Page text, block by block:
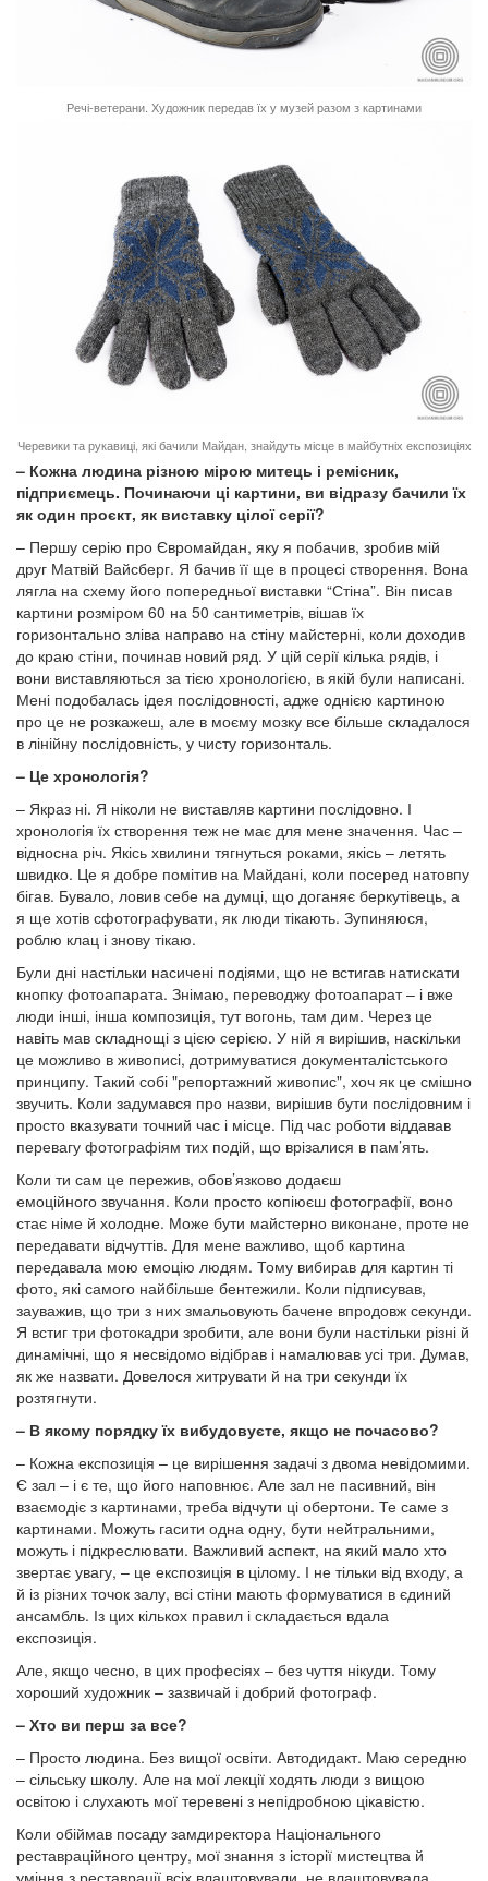
Речі-ветерани. Художник передав їх у музей разом з картинами
Черевики та рукавиці, які бачили Майдан, знайдуть місце в майбутніх експозиціях
– Кожна людина різною мірою митець і ремісник,
підприємець. Починаючи ці картини, ви відразу бачили їх
як один проєкт, як виставку цілої серії?
– Першу серію про Євромайдан, яку я побачив, зробив мій
друг Матвій Вайсберг. Я бачив її ще в процесі створення. Вона
лягла на схему його попередньої виставки “Стіна”. Він писав
картини розміром 60 на 50 сантиметрів, вішав їх
горизонтально зліва направо на стіну майстерні, коли доходив
до краю стіни, починав новий ряд. У цій серії кілька рядів, і
вони виставляються за тією хронологією, в якій були написані.
Мені подобалась ідея послідовності, адже однією картиною
про це не розкажеш, але в моєму мозку все більше складалося
в лінійну послідовність, у чисту горизонталь.
– Це хронологія?
– Якраз ні. Я ніколи не виставляв картини послідовно. І
хронологія їх створення теж не має для мене значення. Час –
відносна річ. Якісь хвилини тягнуться роками, якісь – летять
швидко. Це я добре помітив на Майдані, коли посеред натовпу
бігав. Бувало, ловив себе на думці, що доганяє беркутівець, а
я ще хотів сфотографувати, як люди тікають. Зупиняюся,
роблю клац і знову тікаю.
Були дні настільки насичені подіями, що не встигав натискати
кнопку фотоапарата. Знімаю, переводжу фотоапарат – і вже
люди інші, інша композиція, тут вогонь, там дим. Через це
навіть мав складнощі з цією серією. У ній я вирішив, наскільки
це можливо в живописі, дотримуватися документалістського
принципу. Такий собі "репортажний живопис", хоч як це смішно
звучить. Коли задумався про назви, вирішив бути послідовним і
просто вказувати точний час і місце. Під час роботи віддавав
перевагу фотографіям тих подій, що врізалися в пам’ять.
Коли ти сам це пережив, обов’язково додаєш
емоційного звучання. Коли просто копіюєш фотографії, воно
стає німе й холодне. Може бути майстерно виконане, проте не
передавати відчуттів. Для мене важливо, щоб картина
передавала мою емоцію людям. Тому вибирав для картин ті
фото, які самого найбільше бентежили. Коли підписував,
зауважив, що три з них змальовують бачене впродовж секунди.
Я встиг три фотокадри зробити, але вони були настільки різні й
динамічні, що я несвідомо відібрав і намалював усі три. Думав,
як же назвати. Довелося хитрувати й на три секунди їх
розтягнути.
– В якому порядку їх вибудовуєте, якщо не почасово?
– Кожна експозиція – це вирішення задачі з двома невідомими.
Є зал – і є те, що його наповнює. Але зал не пасивний, він
взаємодіє з картинами, треба відчути ці обертони. Те саме з
картинами. Можуть гасити одна одну, бути нейтральними,
можуть і підкреслювати. Важливий аспект, на який мало хто
звертає увагу, – це експозиція в цілому. І не тільки від входу, а
й із різних точок залу, всі стіни мають формуватися в єдиний
ансамбль. Із цих кількох правил і складається вдала
експозиція.
Але, якщо чесно, в цих професіях – без чуття нікуди. Тому
хороший художник – зазвичай і добрий фотограф.
– Хто ви перш за все?
– Просто людина. Без вищої освіти. Автодидакт. Маю середню
– сільську школу. Але на мої лекції ходять люди з вищою
освітою і слухають мої теревені з непідробною цікавістю.
Коли обіймав посаду замдиректора Національного
реставраційного центру, мої знання з історії мистецтва й
уміння з реставрації всіх влаштовували, не влаштовувала